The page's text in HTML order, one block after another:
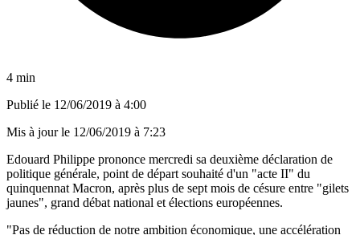
4 min
Publié le 12/06/2019 à 4:00
Mis à jour le 12/06/2019 à 7:23
Edouard Philippe prononce mercredi sa deuxième déclaration de
politique générale, point de départ souhaité d'un "acte II" du
quinquennat Macron, après plus de sept mois de césure entre "gilets
jaunes", grand débat national et élections européennes.
"Pas de réduction de notre ambition économique, une accélération